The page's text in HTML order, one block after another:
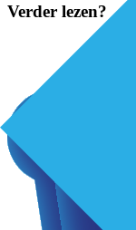
Verder lezen?